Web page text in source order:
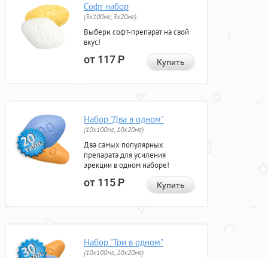
Софт набор
(3x100мг, 3x20мг)
Выбери софт-препарат на свой
вкус!
от 117Р Купить
Набор "Два в одном"
(10x100мг, 10x20мг)
Два самых популярных
препарата для усиления
эрекции в одном наборе!
от 115Р Купить
Набор "Три в одном"
(10x100мг, 20x20мг)